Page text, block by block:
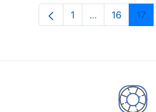
Page
1 ...Intermediate
Page
16 17